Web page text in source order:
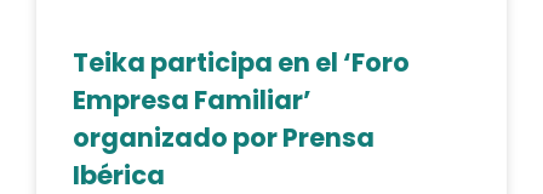
Teika participa en el ‘Foro
Empresa Familiar’
organizado por Prensa
Ibérica